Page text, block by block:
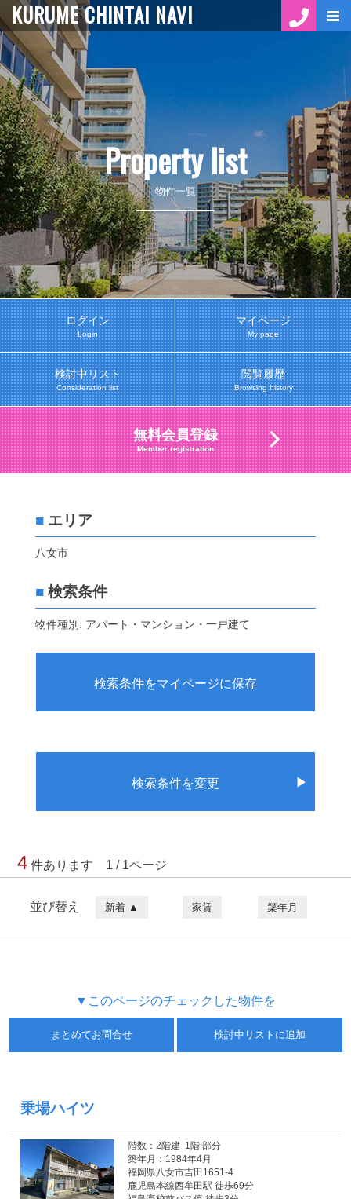
KURUME CHINTAI NAVI
Property list
物件一覧
ログイン
Login
マイページ
My page
検討中リスト
Consideration list
閲覧履歴
Browsing history
無料会員登録
Member registration
■エリア
八女市
■検索条件
物件種別: アパート・マンション・一戸建て
検索条件をマイページに保存
検索条件を変更 ▶
4 件あります 1 / 1ページ
並び替え 新着 ▲ 家賃 築年月
▼このページのチェックした物件を
まとめてお問合せ 検討中リストに追加
乗場ハイツ
階数：2階建 1階 部分
築年月：1984年4月
福岡県八女市吉田1651-4
鹿児島本線西牟田駅 徒歩69分